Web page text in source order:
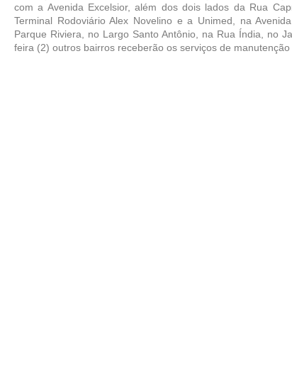
com a Avenida Excelsior, além dos dois lados da Rua
Terminal Rodoviário Alex Novelino e a Unimed, na
Parque Riviera, no Largo Santo Antônio, na Rua Índia, no
feira (2) outros bairros receberão os serviços de manutenção